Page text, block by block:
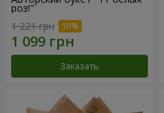
роз!"
1 221 грн
Заказать